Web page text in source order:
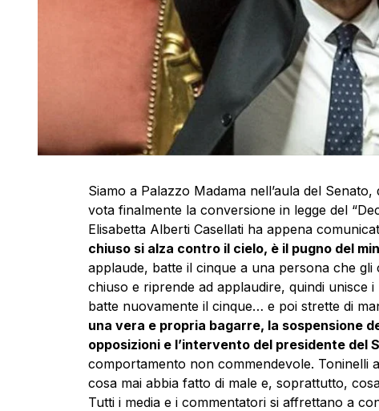
Siamo a Palazzo Madama nell’aula del
vota finalmente la conversione in legge del
Elisabetta Alberti Casellati ha appena
chiuso si alza contro il cielo, è il pugno del
applaude, batte il cinque a una persona che
chiuso e riprende ad applaudire, quindi unisce
batte nuovamente il cinque… e poi strette di
una vera e propria bagarre, la sospensione
opposizioni e l’intervento del presidente del
comportamento non commendevole. Toninelli
cosa mai abbia fatto di male e, soprattutto,
Tutti i media e i commentatori si affrettano a